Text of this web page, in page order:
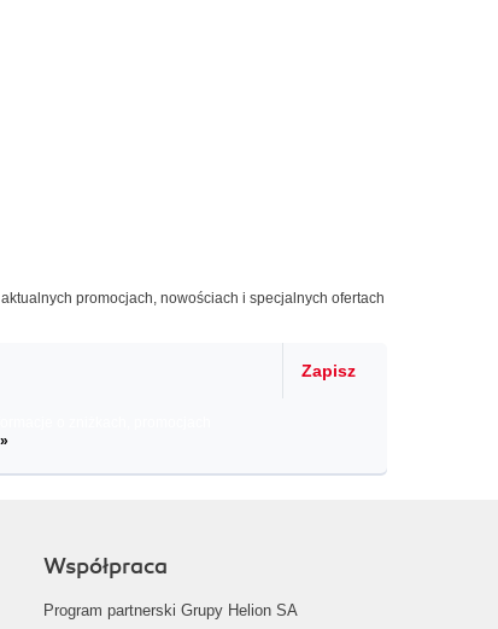
promocjach, nowościach i specjalnych ofertach
Zapisz
Współpraca
Program partnerski Grupy Helion SA